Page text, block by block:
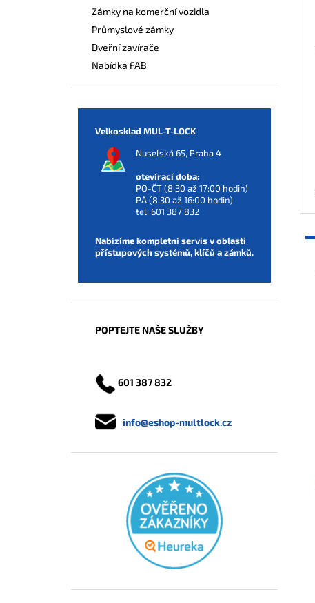
Zámky na komerční vozidla
Průmyslové zámky
Dveřní zavírače
Nabídka FAB
Velkosklad MUL-T-LOCK
Nuselská 65, Praha 4
otevírací doba:
PO-ČT (8:30 až 17:00 hodin)
PÁ (8:30 až 16:00 hodin)
tel: 601 387 832
Nabízíme kompletní servis v oblasti
přístupových systémů, klíčů a zámků.
POPTEJTE NAŠE SLUŽBY
601 387 832
info@eshop-multlock.cz